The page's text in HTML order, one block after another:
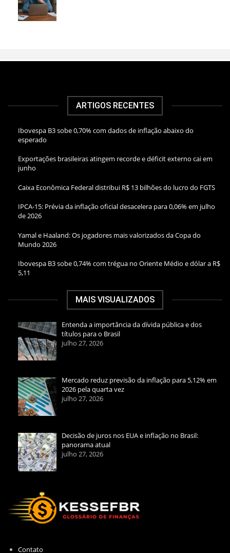
ARTIGOS RECENTES
Ibovespa B3 sobe 0,70% com dados de inflação abaixo do
esperado
Exportações brasileiras atingem recorde e déficit externo cai em
junho
Caixa Econômica Federal distribui R$ 13 bilhões do lucro do FGTS
IPCA-15: Prévia da inflação oficial desacelera para 0,06% em julho
de 2026
Yamal e Haaland: Os jogadores mais valorizados da Copa do
Mundo 2026
Ibovespa B3 sobe 0,74% com trégua no Oriente Médio e dólar a R$
5,11
MAIS VISUALIZADOS
Entenda a importância da dívida pública e dos
títulos para o Brasil
julho 27, 2026
Mercado reduz previsão da inflação para 5,12% em
2026 pela quarta vez
julho 27, 2026
Decisão de juros nos EUA e inflação no Brasil:
panorama atual
julho 27, 2026
Contato